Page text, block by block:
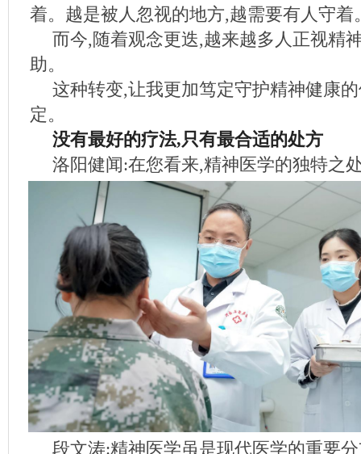
着。越是被人忽视的地方,越需要有人守着
而今,随着观念更迭,越来越多人正视精
助。
这种转变,让我更加笃定守护精神健康
定。
没有最好的疗法,只有最合适的处方
洛阳健闻:在您看来,精神医学的独特之
段文涛:精神医学虽是现代医学的重要